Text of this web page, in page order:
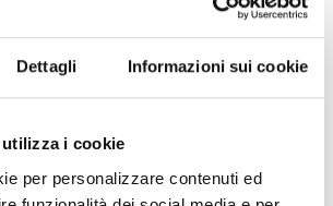
Dettagli Informazioni sui cookie
i cookie
per personalizzare contenuti ed